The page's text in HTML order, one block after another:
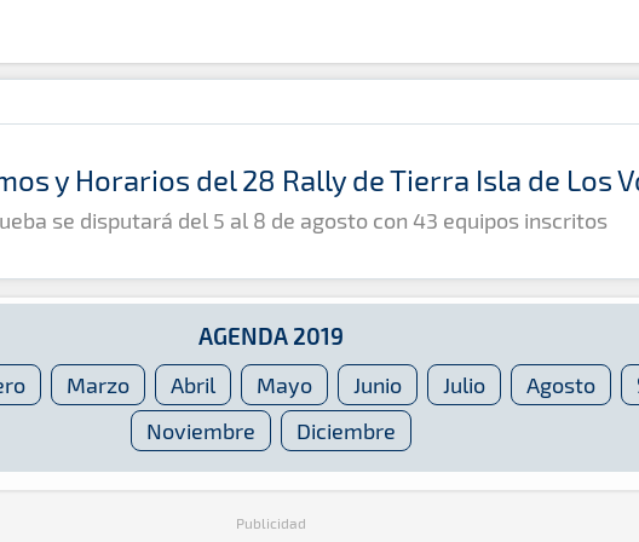
y Horarios del 28 Rally de Tierra Isla de Los
se disputará del 5 al 8 de agosto con 43 equipos inscritos
AGENDA 2019
Marzo Abril Mayo Junio Julio Agosto
Noviembre
Diciembre
Publicidad